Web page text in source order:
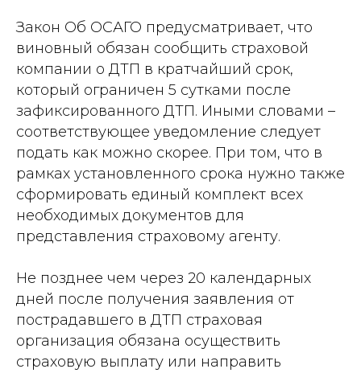
Закон Об ОСАГО предусматривает, что
виновный обязан сообщить страховой
компании о ДТП в кратчайший срок,
который ограничен 5 сутками после
зафиксированного ДТП. Иными словами –
соответствующее уведомление следует
подать как можно скорее. При том, что в
рамках установленного срока нужно также
сформировать единый комплект всех
необходимых документов для
представления страховому агенту.
Не позднее чем через 20 календарных
дней после получения заявления от
пострадавшего в ДТП страховая
организация обязана осуществить
страховую выплату или направить